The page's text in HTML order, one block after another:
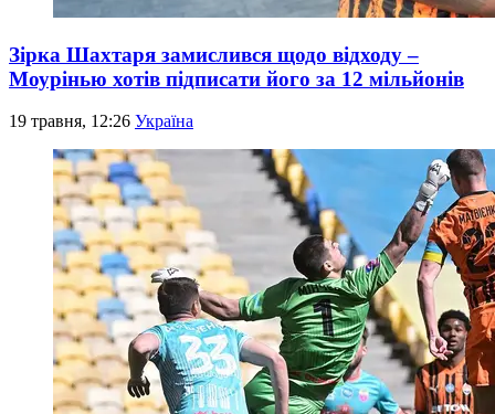
Зірка Шахтаря замислився щодо відходу –
Моурінью хотів підписати його за 12 мільйонів
19 травня, 12:26 Україна